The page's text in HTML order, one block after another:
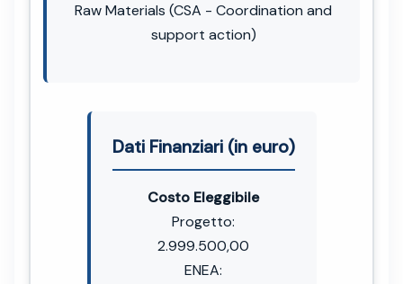
Raw Materials (CSA - Coordination and
support action)
Dati Finanziari (in euro)
Costo Eleggibile
Progetto:
2.999.500,00
ENEA: